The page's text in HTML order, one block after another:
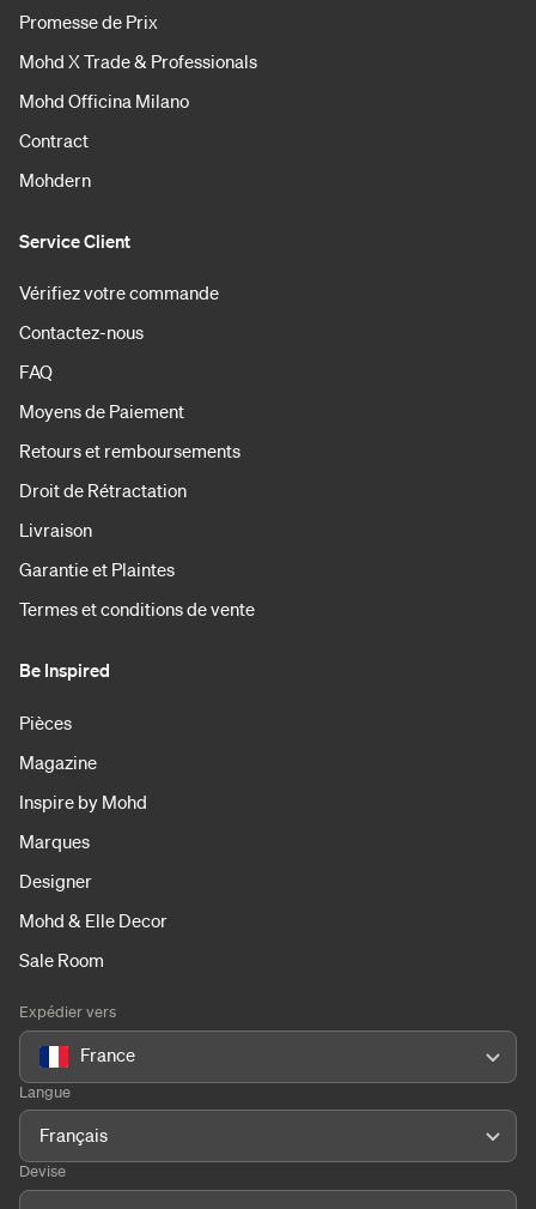
Promesse de Prix
Mohd X Trade & Professionals
Mohd Officina Milano
Contract
Mohdern
Service Client
Vérifiez votre commande
Contactez-nous
FAQ
Moyens de Paiement
Retours et remboursements
Droit de Rétractation
Livraison
Garantie et Plaintes
Termes et conditions de vente
Be Inspired
Pièces
Magazine
Inspire by Mohd
Marques
Designer
Mohd & Elle Decor
Sale Room
Expédier vers
France
Langue
Français
Devise